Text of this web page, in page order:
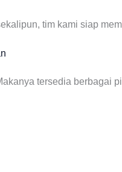
tim kami siap
tersedia berbagai